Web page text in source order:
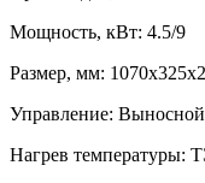
Мощность, кВт: 4.5/9
Размер, мм:
Управление: Выносной
Нагрев температуры: